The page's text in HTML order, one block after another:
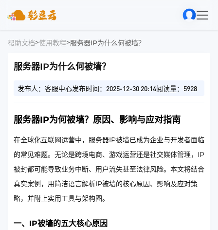
帮助文档>使用教程>服务器IP为什么何被墙？
服务器IP为什么何被墙？
发布人：客服中心发布时间：2025-12-30 20:14阅读量：5928
服务器IP为何被墙？原因、影响与应对指南
在全球化互联网运营中，服务器IP被墙已成为企业与开发者面临
的常见难题。无论是跨境电商、游戏运营还是社交媒体管理，IP
被封都可能导致业务中断、用户流失甚至法律风险。本文将结合
真实案例，用简洁语言解析IP被墙的核心原因、影响及应对策
略，并附上实用工具与架构图。
一、IP被墙的五大核心原因